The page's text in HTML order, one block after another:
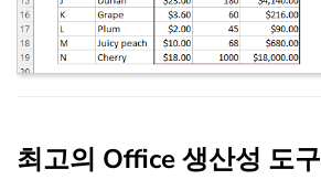
최고의 Office 생산성 도구